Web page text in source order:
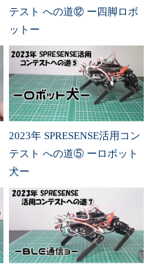
テスト への道⑫ ー四脚ロボ
ットー
2023年 SPRESENSE活用コン
テスト への道⑤ ーロボット
犬ー